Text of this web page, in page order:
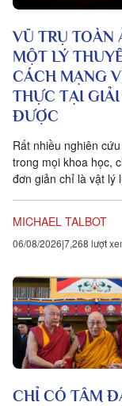
VŨ TRỤ TOÀN
MỘT LÝ
CÁCH MẠNG
THỰC TẠI
ĐƯỢC
Rất nhiều nghiên
trong mọi khoa học,
đơn giản chỉ là vật lý
chúng ta tưởng. Một
chuyện khoa học
thấy toàn bộ vật chất
trong một mạng
kết nối. Khía cạnh
nhất của sự sống
vật nữa, mà là mối
các vật.
MICHAEL TALBOT
06/08/2026 7,268 lượt
CHỈ CÓ TÂM